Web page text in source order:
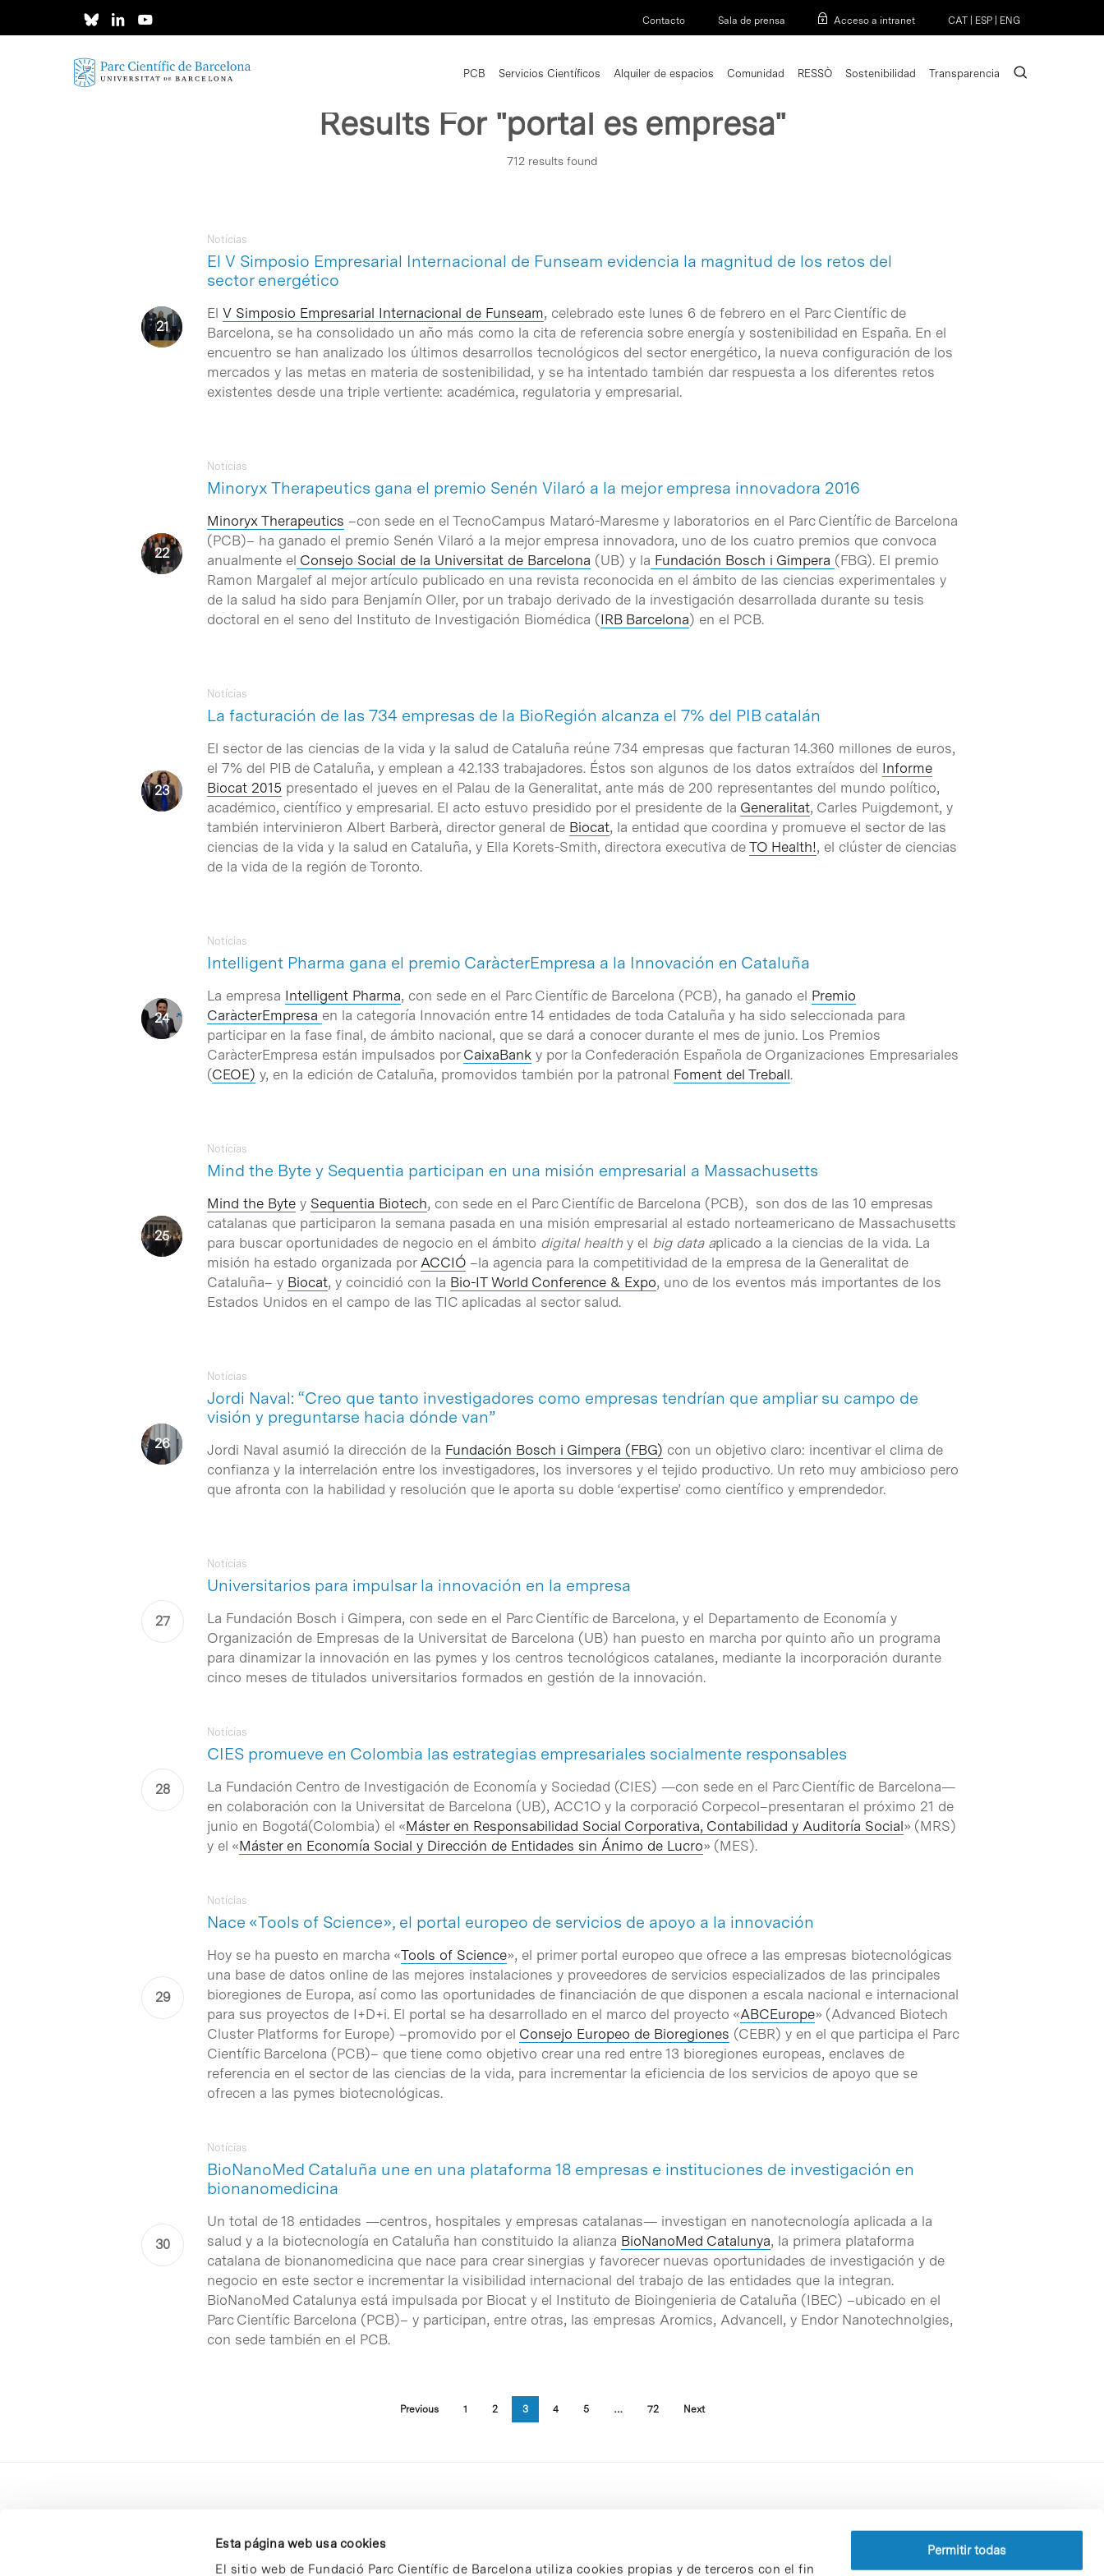
Esta página web usa cookies
El sitio web de Fundació Parc Científic de Barcelona utiliza cookies propias y de terceros con el fin
Permitir todas
Contacto Sala de prensa Acceso a intranet CAT ESP ENG
Intro para buscar o ESC per cerrar
PCB Servicios Científicos Alquiler de espacios Comunidad RESSÒ Sostenibilidad Transparencia search
Results For "portal es empresa"
712 results found
El V Simposio Empresarial Internacional de Funseam evidencia la magnitud de los retos del
sector energético
Notícias
El V Simposio Empresarial Internacional de Funseam, celebrado este lunes 6 de febrero en el Parc Científic de
Barcelona, se ha consolidado un año más como la cita de referencia sobre energía y sostenibilidad en España. En el
encuentro se han analizado los últimos desarrollos tecnológicos del sector energético, la nueva configuración de los
mercados y las metas en materia de sostenibilidad, y se ha intentado también dar respuesta a los diferentes retos
existentes desde una triple vertiente: académica, regulatoria y empresarial.
Minoryx Therapeutics gana el premio Senén Vilaró a la mejor empresa innovadora 2016
Notícias
Minoryx Therapeutics –con sede en el TecnoCampus Mataró-Maresme y laboratorios en el Parc Científic de Barcelona
(PCB)– ha ganado el premio Senén Vilaró a la mejor empresa innovadora, uno de los cuatro premios que convoca
anualmente el Consejo Social de la Universitat de Barcelona (UB) y la Fundación Bosch i Gimpera (FBG). El premio
Ramon Margalef al mejor artículo publicado en una revista reconocida en el ámbito de las ciencias experimentales y
de la salud ha sido para Benjamín Oller, por un trabajo derivado de la investigación desarrollada durante su tesis
doctoral en el seno del Instituto de Investigación Biomédica (IRB Barcelona) en el PCB.
La facturación de las 734 empresas de la BioRegión alcanza el 7% del PIB catalán
Notícias
El sector de las ciencias de la vida y la salud de Cataluña reúne 734 empresas que facturan 14.360 millones de euros,
el 7% del PIB de Cataluña, y emplean a 42.133 trabajadores. Éstos son algunos de los datos extraídos del Informe
Biocat 2015 presentado el jueves en el Palau de la Generalitat, ante más de 200 representantes del mundo político,
académico, científico y empresarial. El acto estuvo presidido por el presidente de la Generalitat, Carles Puigdemont, y
también intervinieron Albert Barberà, director general de Biocat, la entidad que coordina y promueve el sector de las
ciencias de la vida y la salud en Cataluña, y Ella Korets-Smith, directora executiva de TO Health!, el clúster de ciencias
de la vida de la región de Toronto.
Intelligent Pharma gana el premio CaràcterEmpresa a la Innovación en Cataluña
Notícias
La empresa Intelligent Pharma, con sede en el Parc Científic de Barcelona (PCB), ha ganado el Premio
CaràcterEmpresa en la categoría Innovación entre 14 entidades de toda Cataluña y ha sido seleccionada para
participar en la fase final, de ámbito nacional, que se dará a conocer durante el mes de junio. Los Premios
CaràcterEmpresa están impulsados por CaixaBank y por la Confederación Española de Organizaciones Empresariales
(CEOE) y, en la edición de Cataluña, promovidos también por la patronal Foment del Treball.
Mind the Byte y Sequentia participan en una misión empresarial a Massachusetts
Notícias
Mind the Byte y Sequentia Biotech, con sede en el Parc Científic de Barcelona (PCB), son dos de las 10 empresas
catalanas que participaron la semana pasada en una misión empresarial al estado norteamericano de Massachusetts
para buscar oportunidades de negocio en el ámbito digital health y el big data aplicado a la ciencias de la vida. La
misión ha estado organizada por ACCIÓ –la agencia para la competitividad de la empresa de la Generalitat de
Cataluña– y Biocat, y coincidió con la Bio-IT World Conference & Expo, uno de los eventos más importantes de los
Estados Unidos en el campo de las TIC aplicadas al sector salud.
Jordi Naval: “Creo que tanto investigadores como empresas tendrían que ampliar su campo de
visión y preguntarse hacia dónde van”
Notícias
Jordi Naval asumió la dirección de la Fundación Bosch i Gimpera (FBG) con un objetivo claro: incentivar el clima de
confianza y la interrelación entre los investigadores, los inversores y el tejido productivo. Un reto muy ambicioso pero
que afronta con la habilidad y resolución que le aporta su doble ‘expertise’ como científico y emprendedor.
Universitarios para impulsar la innovación en la empresa
Notícias
La Fundación Bosch i Gimpera, con sede en el Parc Científic de Barcelona, y el Departamento de Economía y
Organización de Empresas de la Universitat de Barcelona (UB) han puesto en marcha por quinto año un programa
para dinamizar la innovación en las pymes y los centros tecnológicos catalanes, mediante la incorporación durante
cinco meses de titulados universitarios formados en gestión de la innovación.
CIES promueve en Colombia las estrategias empresariales socialmente responsables
Notícias
La Fundación Centro de Investigación de Economía y Sociedad (CIES) —con sede en el Parc Científic de Barcelona—
en colaboración con la Universitat de Barcelona (UB), ACC1O y la corporació Corpecol–presentaran el próximo 21 de
junio en Bogotá(Colombia) el «Máster en Responsabilidad Social Corporativa, Contabilidad y Auditoría Social» (MRS)
y el «Máster en Economía Social y Dirección de Entidades sin Ánimo de Lucro» (MES).
Nace «Tools of Science», el portal europeo de servicios de apoyo a la innovación
Notícias
Hoy se ha puesto en marcha «Tools of Science», el primer portal europeo que ofrece a las empresas biotecnológicas
una base de datos online de las mejores instalaciones y proveedores de servicios especializados de las principales
bioregiones de Europa, así como las oportunidades de financiación de que disponen a escala nacional e internacional
para sus proyectos de I+D+i. El portal se ha desarrollado en el marco del proyecto «ABCEurope» (Advanced Biotech
Cluster Platforms for Europe) –promovido por el Consejo Europeo de Bioregiones (CEBR) y en el que participa el Parc
Científic Barcelona (PCB)– que tiene como objetivo crear una red entre 13 bioregiones europeas, enclaves de
referencia en el sector de las ciencias de la vida, para incrementar la eficiencia de los servicios de apoyo que se
ofrecen a las pymes biotecnológicas.
BioNanoMed Cataluña une en una plataforma 18 empresas e instituciones de investigación en
bionanomedicina
Notícias
Un total de 18 entidades —centros, hospitales y empresas catalanas— investigan en nanotecnología aplicada a la
salud y a la biotecnología en Cataluña han constituido la alianza BioNanoMed Catalunya, la primera plataforma
catalana de bionanomedicina que nace para crear sinergias y favorecer nuevas oportunidades de investigación y de
negocio en este sector e incrementar la visibilidad internacional del trabajo de las entidades que la integran.
BioNanoMed Catalunya está impulsada por Biocat y el Instituto de Bioingenieria de Cataluña (IBEC) –ubicado en el
Parc Científic Barcelona (PCB)– y participan, entre otras, las empresas Aromics, Advancell, y Endor Nanotechnolgies,
con sede también en el PCB.
Previous 1 2 3 4 5 … 72 Next
Perfil del contratante
Política de privacidad
Aviso Legal